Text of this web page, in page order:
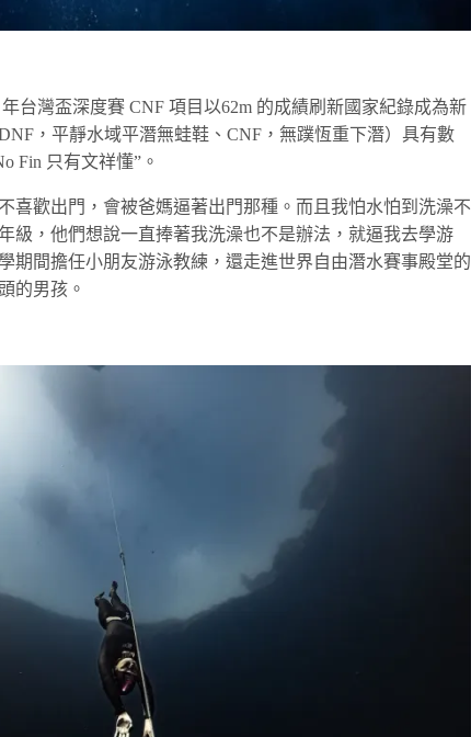
台灣盃深度賽 CNF 項目以62m 的成績刷新國家紀錄成為新
，平靜水域平潛無蛙鞋、CNF，無蹼恆重下潛）具有數
Fin 只有文祥懂”。
喜歡出門，會被爸媽逼著出門那種。而且我怕水怕到洗澡不
級，他們想說一直捧著我洗澡也不是辦法，就逼我去學游
期間擔任小朋友游泳教練，還走進世界自由潛水賽事殿堂的
的男孩。